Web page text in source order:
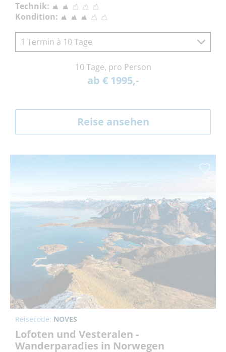
Technik:
Kondition:
1 Termin à 10 Tage
10 Tage, pro Person
ab € 1995,-
Reise ansehen
Reisecode: NOVES
Lofoten und Vesteralen -
Wanderparadies in Norwegen